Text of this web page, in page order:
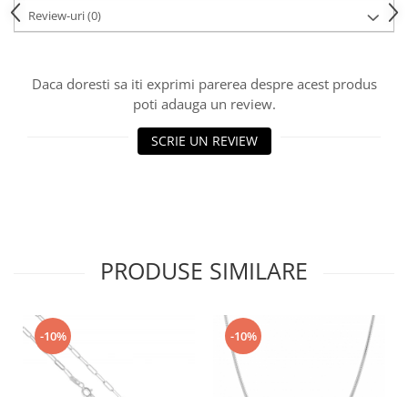
Review-uri(0)
Daca doresti sa iti exprimi parerea despre acest produs
poti adauga un review.
SCRIE UN REVIEW
PRODUSE SIMILARE
-10% -10%